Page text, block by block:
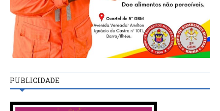
PUBLICIDADE